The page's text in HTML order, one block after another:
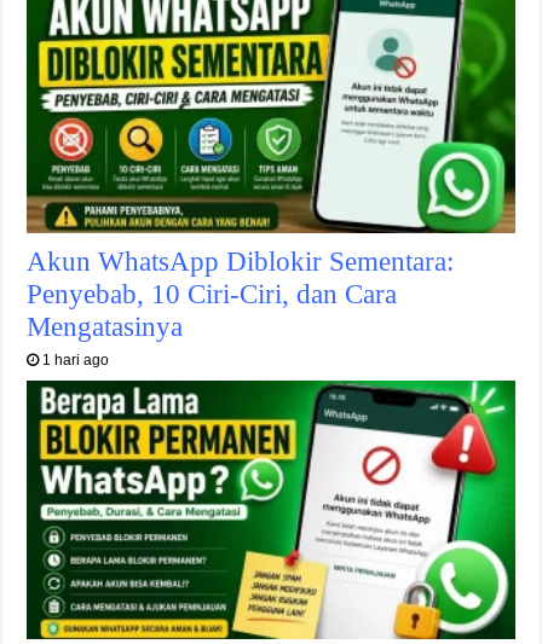
Akun WhatsApp Diblokir Sementara:
Penyebab, 10 Ciri-Ciri, dan Cara
Mengatasinya
1 hari ago